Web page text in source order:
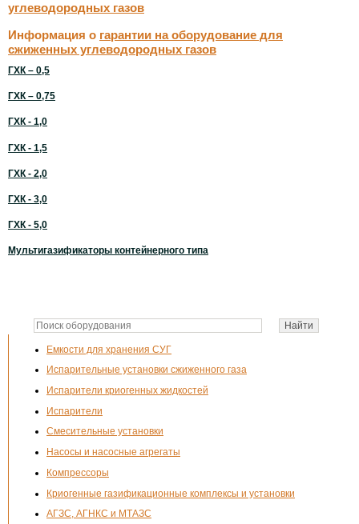
Емкости для хранения СУГ
Испарительные установки сжиженного газа
Испарители криогенных жидкостей
Испарители
Смесительные установки
Насосы и насосные агрегаты
Компрессоры
Криогенные газификационные комплексы и установки
АГЗС, АГНКС и МТАЗС
углеводородных газов
Информация о гарантии на оборудование для
сжиженных углеводородных газов
ГХК – 0,5
ГХК – 0,75
ГХК - 1,0
ГХК - 1,5
ГХК - 2,0
ГХК - 3,0
ГХК - 5,0
Мультигазификаторы контейнерного типа